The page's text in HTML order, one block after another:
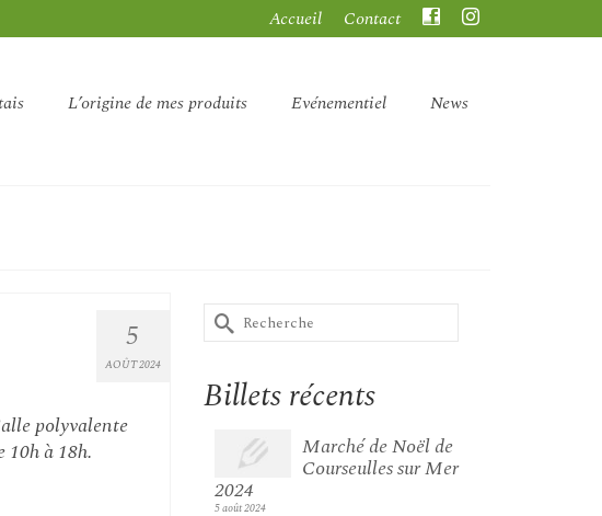
Accueil Contact
L’origine de mes produits Evénementiel News
5
AOÛT 2024
polyvalente
10h à 18h.
Rechercher :
Billets récents
Marché de Noël de
Courseulles sur Mer
2024
5 août 2024